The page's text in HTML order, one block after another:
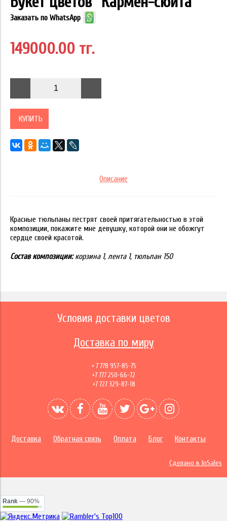
Заказать по WhatsApp
149000.00 тг.
КУПИТЬ
Описание
Красные тюльпаны пестрят своей притягательностью в этой
композиции, покажите мне девушку, которой они не обожгут
сердце своей красотой.
Состав композиции:корзина 1, лента 1, тюльпан 150
Условия доставки цветов
Доставка по миру
+ 7 778 957-85-75
+7 777 250-66-72
+7 727 329-87-18
Доставка Обратная связь Оплата Блог Контакты
Сделано в InSales
Rank — 90%